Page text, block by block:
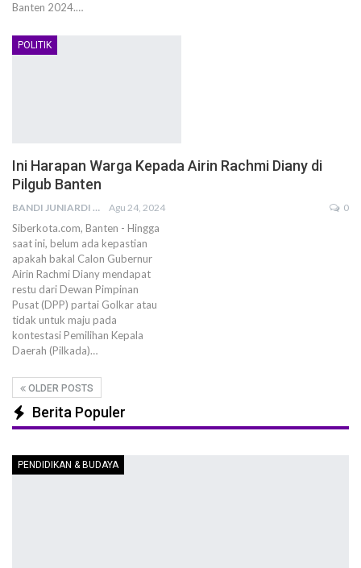
Banten 2024.…
POLITIK
Ini Harapan Warga Kepada Airin Rachmi Diany di
Pilgub Banten
BANDI JUNIARDI Agu 24, 2024 0
Siberkota.com, Banten - Hingga
saat ini, belum ada kepastian
apakah bakal Calon Gubernur
Airin Rachmi Diany mendapat
restu dari Dewan Pimpinan
Pusat (DPP) partai Golkar atau
tidak untuk maju pada
kontestasi Pemilihan Kepala
Daerah (Pilkada)…
OLDER POSTS
Berita Populer
PENDIDIKAN & BUDAYA